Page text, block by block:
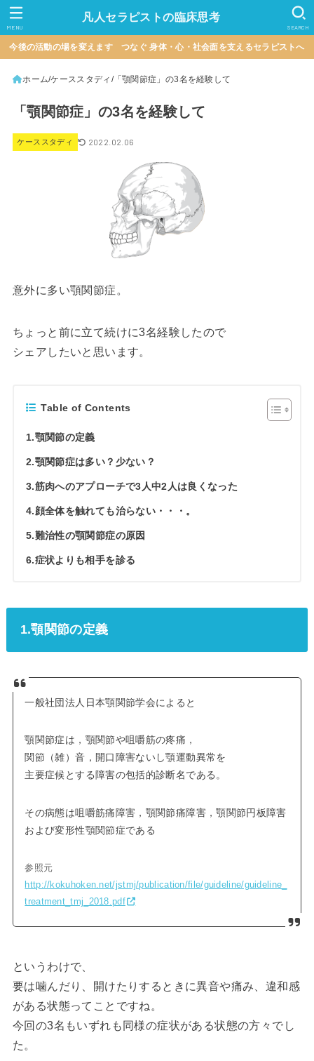
凡人セラピストの臨床思考
SEARCH
MENU
今後の活動の場を変えます つなぐ 身体・心・社会面を支えるセラピストへ
ホーム ケーススタディ 「顎関節症」の3名を経験して
「顎関節症」の3名を経験して
ケーススタディ 2022.02.06
意外に多い顎関節症。
ちょっと前に立て続けに3名経験したので
シェアしたいと思います。
Table of Contents
1.顎関節の定義
2.顎関節症は多い？少ない？
3.筋肉へのアプローチで3人中2人は良くなった
4.顔全体を触れても治らない・・・。
5.難治性の顎関節症の原因
6.症状よりも相手を診る
1.顎関節の定義
一般社団法人日本顎関節学会によると
顎関節症は，顎関節や咀嚼筋の疼痛，
関節（雑）音，開口障害ないし顎運動異常を
主要症候とする障害の包括的診断名である。
その病態は咀嚼筋痛障害，顎関節痛障害，顎関節円板障害
および変形性顎関節症である
参照元
http://kokuhoken.net/jstmj/publication/file/guideline/guideline_
treatment_tmj_2018.pdf
というわけで、
要は噛んだり、開けたりするときに異音や痛み、違和感
がある状態ってことですね。
今回の3名もいずれも同様の症状がある状態の方々でし
た。